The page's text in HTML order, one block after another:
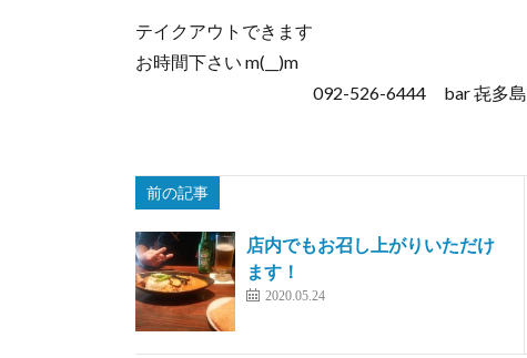
テイクアウトできます
お時間下さい m(__)m
092-526-6444 bar 㐂多島
前の記事
店内でもお召し上がりいただけ
ます！
2020.05.24